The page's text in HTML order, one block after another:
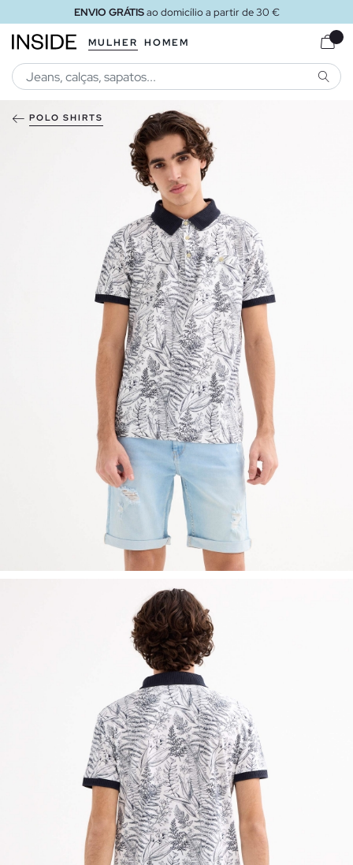
ENVIO GRÁTISao domicílio a partir de 30 €
MULHER HOMEM
POLO SHIRTS